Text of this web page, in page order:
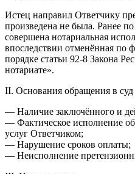
Истец направил Ответчику
произведена не была. Ранее
совершена нотариальная
впоследствии отменённая по
порядке статьи 92-8 Закона
нотариате».
II. Основания обращения в суд
— Наличие заключённого и
— Фактическое исполнение
услуг Ответчиком;
— Нарушение сроков оплаты;
— Неисполнение